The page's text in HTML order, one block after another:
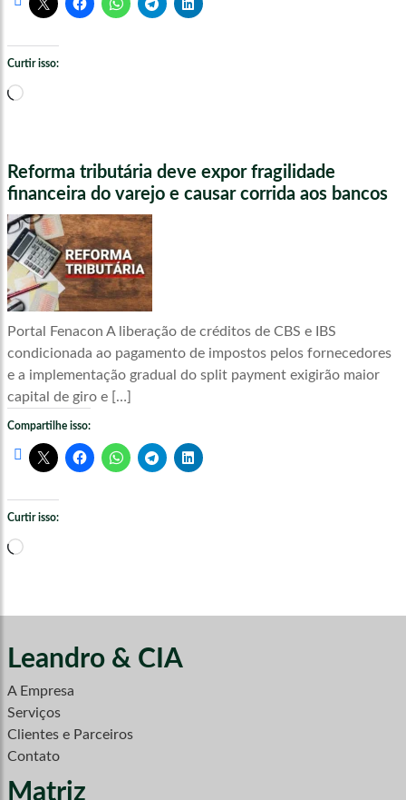
Curtir isso:
Carregando...
Reforma tributária deve expor fragilidade
financeira do varejo e causar corrida aos bancos
Portal Fenacon A liberação de créditos de CBS e IBS
condicionada ao pagamento de impostos pelos fornecedores
e a implementação gradual do split payment exigirão maior
capital de giro e […]
Compartilhe isso:
Curtir isso:
Carregando...
Leandro & CIA
A Empresa
Serviços
Clientes e Parceiros
Contato
Matriz